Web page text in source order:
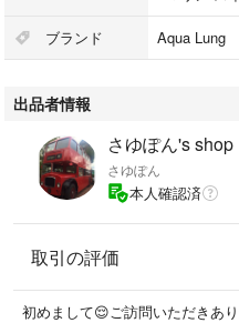
ブランド Aqua Lung
出品者情報
さゆぽん's shop
さゆぽん
本人確認済
取引の評価
初めまして😌ご訪問いただきあ